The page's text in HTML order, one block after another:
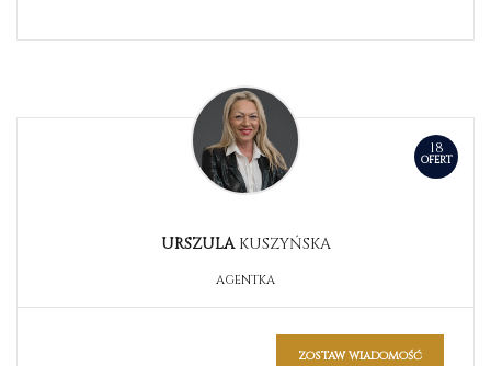
18
OFERT
URSZULA KUSZYŃSKA
AGENTKA
zostaw wiadomość